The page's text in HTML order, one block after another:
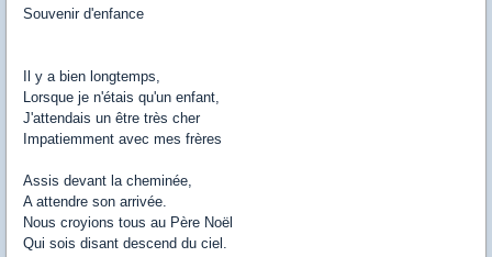
Souvenir d'enfance
Il y a bien longtemps,
Lorsque je n'étais qu'un enfant,
J'attendais un être très cher
Impatiemment avec mes frères
Assis devant la cheminée,
A attendre son arrivée.
Nous croyions tous au Père Noël
Qui sois disant descend du ciel.